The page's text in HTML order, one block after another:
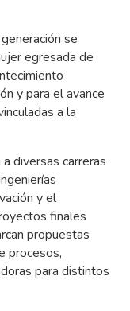
se
egresada de
y para el avance
a la
diversas carreras
y el
finales
propuestas
procesos,
para distintos